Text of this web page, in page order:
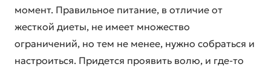
момент. Правильное питание, в отличие от
жесткой диеты, не имеет множество
ограничений, но тем не менее, нужно собраться и
настроиться. Придется проявить волю, и где-то